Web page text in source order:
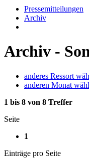
Pressemitteilungen
Archiv
Archiv -
anderes Ressort
anderen Monat
1 bis 8 von 8 Treffer
Seite
1
Einträge pro Seite